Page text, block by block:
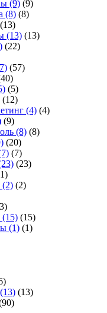
(9) (9)
(8) (8)
(13)
(13) (13)
(22)
(57)
(5)
(12)
(4) (4)
(9)
(8) (8)
(20)
(7)
(23)
(2) (2)
(15) (15)
(1) (1)
(13) (13)